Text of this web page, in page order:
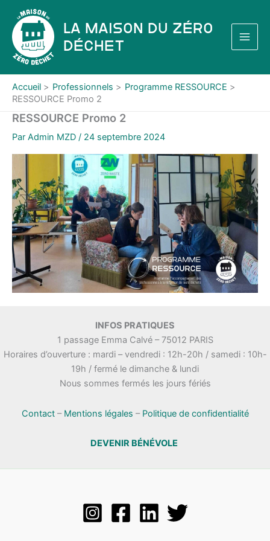
contenu
La Maison du Zéro
Déchet
Accueil Professionnels
Programme RESSOURCE
RESSOURCE Promo 2
RESSOURCE Promo 2
Par Admin MZD / 24 septembre 2024
INFOS PRATIQUES
1 passage Emma Calvé – 75012 PARIS
Horaires d’ouverture : mardi – vendredi : 12h-20h / samedi : 10h-
19h / fermé le dimanche & lundi
Nous sommes fermés les jours fériés
Contact– Mentions légales – Politique de confidentialité
DEVENIR BÉNÉVOLE